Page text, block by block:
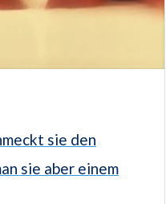
sie den
sie aber einem